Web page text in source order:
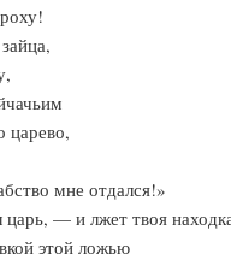
царево,
мне отдался!»
— и лжет твоя
этой ложью